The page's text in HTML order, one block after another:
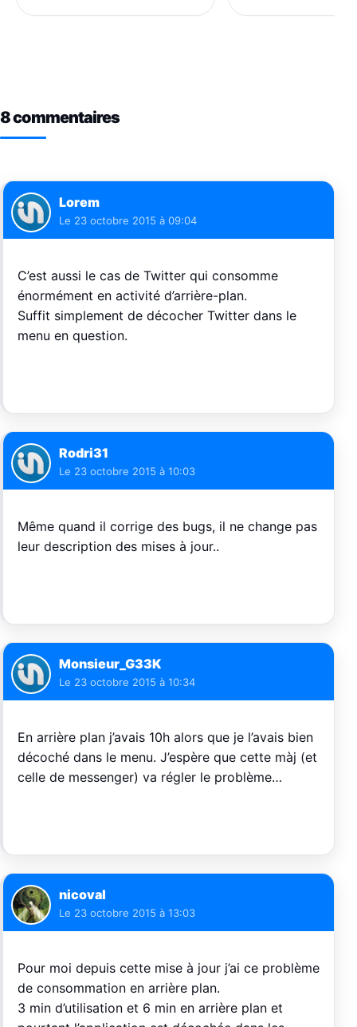
8 commentaires
Lorem
Le 23 octobre 2015 à 09:04
C’est aussi le cas de Twitter qui consomme
énormément en activité d’arrière-plan.
Suffit simplement de décocher Twitter dans le
menu en question.
Rodri31
Le 23 octobre 2015 à 10:03
Même quand il corrige des bugs, il ne change pas
leur description des mises à jour..
Monsieur_G33K
Le 23 octobre 2015 à 10:34
En arrière plan j’avais 10h alors que je l’avais bien
décoché dans le menu. J’espère que cette màj (et
celle de messenger) va régler le problème…
nicoval
Le 23 octobre 2015 à 13:03
Pour moi depuis cette mise à jour j’ai ce problème
de consommation en arrière plan.
3 min d’utilisation et 6 min en arrière plan et